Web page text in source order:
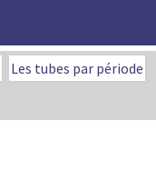
Les tubes par période